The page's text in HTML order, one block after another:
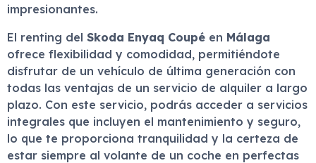
impresionantes.
El renting del Skoda Enyaq Coupé en Málaga
ofrece flexibilidad y comodidad, permitiéndote
disfrutar de un vehículo de última generación con
todas las ventajas de un servicio de alquiler a largo
plazo. Con este servicio, podrás acceder a servicios
integrales que incluyen el mantenimiento y seguro,
lo que te proporciona tranquilidad y la certeza de
estar siempre al volante de un coche en perfectas